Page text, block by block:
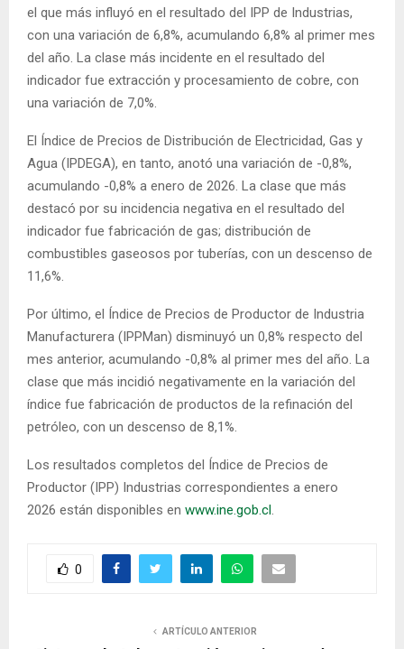
el que más influyó en el resultado del IPP de Industrias,
con una variación de 6,8%, acumulando 6,8% al primer mes
del año. La clase más incidente en el resultado del
indicador fue extracción y procesamiento de cobre, con
una variación de 7,0%.
El Índice de Precios de Distribución de Electricidad, Gas y
Agua (IPDEGA), en tanto, anotó una variación de -0,8%,
acumulando -0,8% a enero de 2026. La clase que más
destacó por su incidencia negativa en el resultado del
indicador fue fabricación de gas; distribución de
combustibles gaseosos por tuberías, con un descenso de
11,6%.
Por último, el Índice de Precios de Productor de Industria
Manufacturera (IPPMan) disminuyó un 0,8% respecto del
mes anterior, acumulando -0,8% al primer mes del año. La
clase que más incidió negativamente en la variación del
índice fue fabricación de productos de la refinación del
petróleo, con un descenso de 8,1%.
Los resultados completos del Índice de Precios de
Productor (IPP) Industrias correspondientes a enero
2026 están disponibles en www.ine.gob.cl.
0
ARTÍCULO ANTERIOR